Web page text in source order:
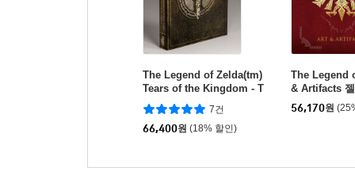
The Legend of Zelda(tm)
Tears of the Kingdom - T
he Complete Official Gui
de: Collector's Edition
7건
66,400원 (18% 할인)
The Legend
& Artifacts
식 영문 설정
56,170원